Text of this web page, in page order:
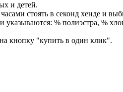
и детей.
стоять в секонд хенде и
% полиэстра, %
на кнопку "купить в один клик".